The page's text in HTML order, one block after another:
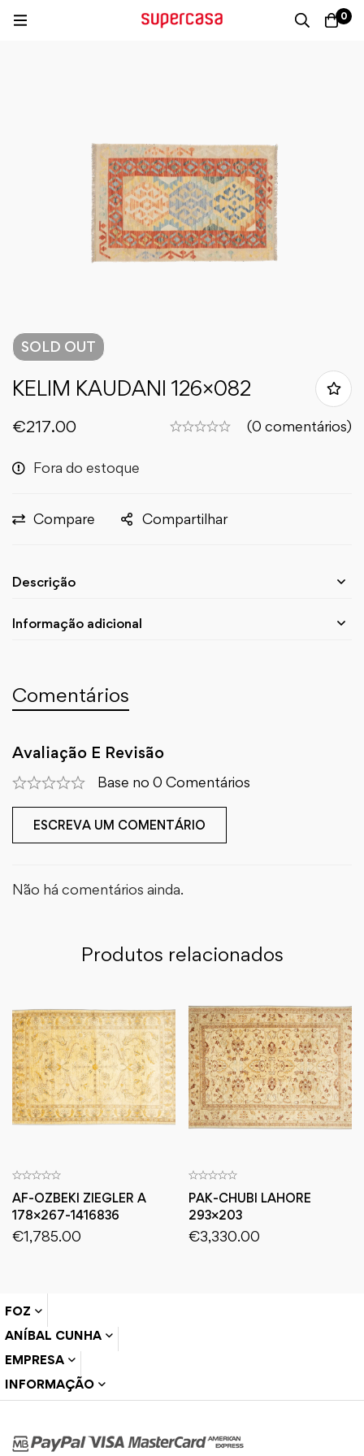
0
SOLD OUT
KELIM KAUDANI 126×082
€217.00 (0 comentários)
Fora do estoque
Compare Compartilhar
Descrição
Informação adicional
Comentários
Avaliação E Revisão
Base no 0 Comentários
ESCREVA UM COMENTÁRIO
Não há comentários ainda.
Produtos relacionados
AF-OZBEKI ZIEGLER A
178×267-1416836
€1,785.00
PAK-CHUBI LAHORE
293×203
€3,330.00
FOZ
ANÍBAL CUNHA
EMPRESA
INFORMAÇÃO